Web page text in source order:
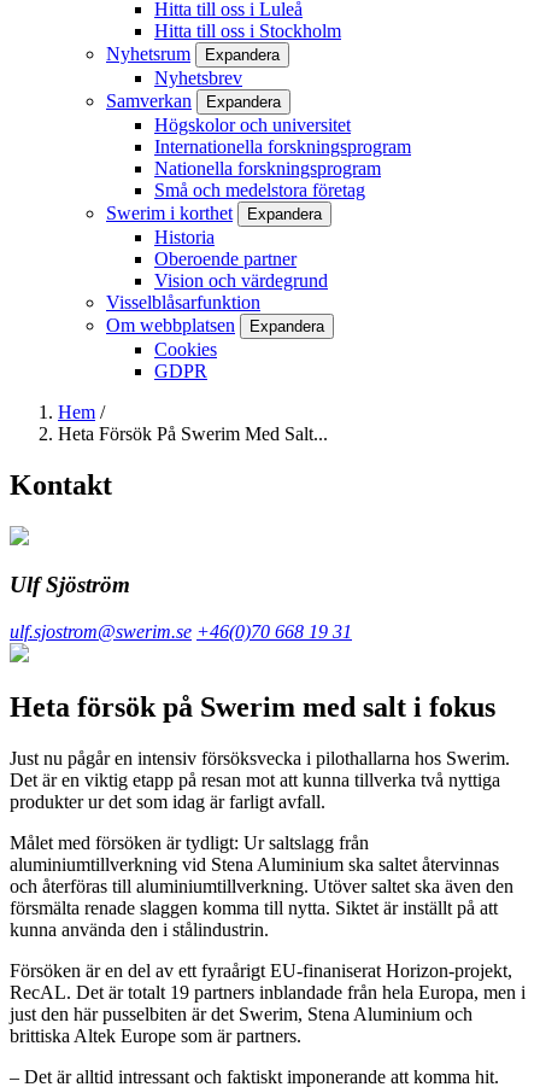
Hitta till oss i Luleå
Hitta till oss i Stockholm
Nyhetsrum
Expandera
Nyhetsbrev
Samverkan
Expandera
Högskolor och universitet
Internationella forskningsprogram
Nationella forskningsprogram
Små och medelstora företag
Swerim i korthet
Expandera
Historia
Oberoende partner
Vision och värdegrund
Visselblåsarfunktion
Om webbplatsen
Expandera
Cookies
GDPR
Länkstig
Hem /
Heta Försök På Swerim Med Salt...
Kontakt
Ulf Sjöström
ulf.sjostrom@swerim.se +46(0)70 668 19 31
Heta försök på Swerim med salt i fokus
Just nu pågår en intensiv försöksvecka i pilothallarna hos Swerim.
Det är en viktig etapp på resan mot att kunna tillverka två nyttiga
produkter ur det som idag är farligt avfall.
Målet med försöken är tydligt: Ur saltslagg från
aluminiumtillverkning vid Stena Aluminium ska saltet återvinnas
och återföras till aluminiumtillverkning. Utöver saltet ska även den
försmälta renade slaggen komma till nytta. Siktet är inställt på att
kunna använda den i stålindustrin.
Försöken är en del av ett fyraårigt EU-finaniserat Horizon-projekt,
RecAL. Det är totalt 19 partners inblandade från hela Europa, men i
just den här pusselbiten är det Swerim, Stena Aluminium och
brittiska Altek Europe som är partners.
– Det är alltid intressant och faktiskt imponerande att komma hit.